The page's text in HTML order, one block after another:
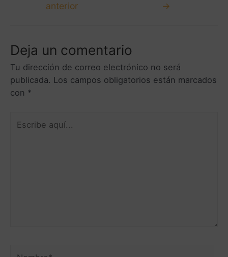
anterior
→
Deja un comentario
Tu dirección de correo electrónico no será
publicada. Los campos obligatorios están marcados
con *